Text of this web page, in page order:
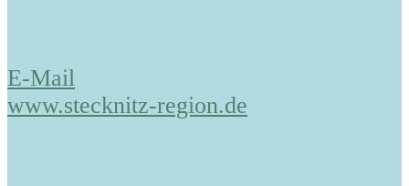
E-Mail
www.stecknitz-region.de